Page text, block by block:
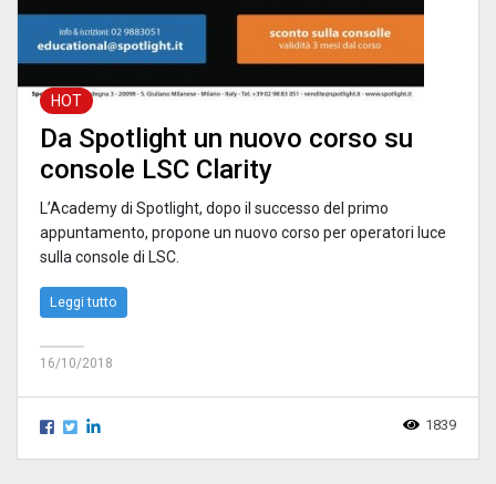
HOT
Da Spotlight un nuovo corso su
console LSC Clarity
L’Academy di Spotlight, dopo il successo del primo
appuntamento, propone un nuovo corso per operatori luce
sulla console di LSC.
Leggi tutto
16/10/2018
1839